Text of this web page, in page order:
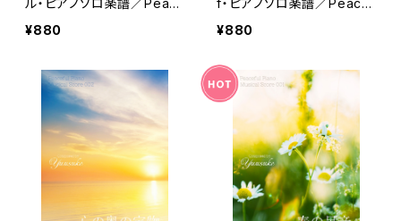
ル・ピアノソロ楽譜／Peac
eful Piano Musical Scor
¥880
f・ピアノソロ楽譜／Peacef
ul Piano Musical Score
¥880